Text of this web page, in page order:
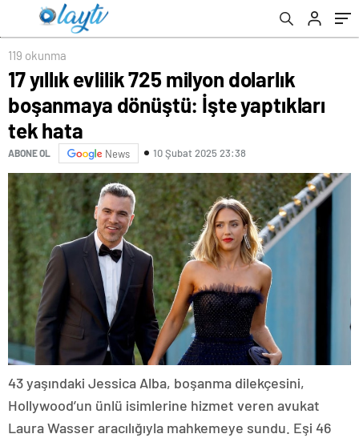
119 okunma
17 yıllık evlilik 725 milyon dolarlık
boşanmaya dönüştü: İşte yaptıkları
tek hata
ABONE OL News 10 Şubat 2025 23:38
43 yaşındaki Jessica Alba, boşanma dilekçesini,
Hollywood’un ünlü isimlerine hizmet veren avukat
Laura Wasser aracılığıyla mahkemeye sundu. Eşi 46